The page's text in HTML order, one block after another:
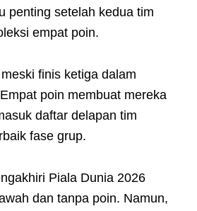
penting setelah kedua tim
empat poin.
finis ketiga dalam
poin membuat mereka
daftar delapan tim
fase grup.
Piala Dunia 2026
dan tanpa poin. Namun,